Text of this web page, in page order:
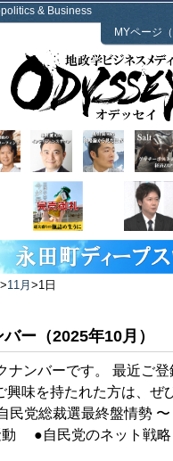
& Business
MYページ
>11月 >1日
ー（2025年10月）
ナンバーです。 最近ご
興味を持たれた方は、ぜ
党総裁選最終盤情勢 〜
●自民党のネット戦